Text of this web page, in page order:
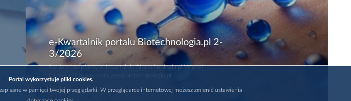
e-Kwartalnik portalu Biotechnologia.pl 2-
3/2026
Pobierz bezpłatny e-Kwartalnik Biotechnologia.pl Więcej
informacji: malgorzata.ges@biotechnologia.pl
Portal wykorzystuje pliki cookies.
w pamięci twojej przeglądarki. W przeglądarce internetowej możesz zmienić ustawienia